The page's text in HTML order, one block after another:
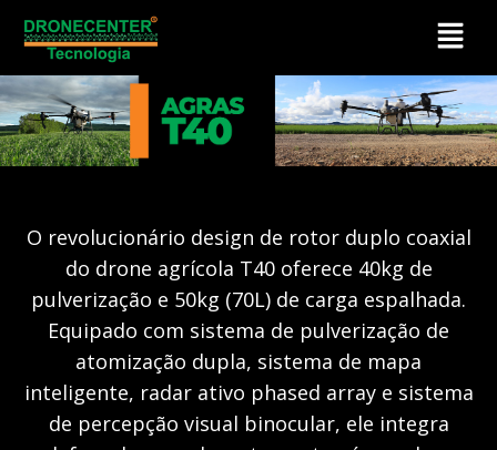
O revolucionário design de rotor duplo coaxial
do drone agrícola T40 oferece 40kg de
pulverização e 50kg (70L) de carga espalhada.
Equipado com sistema de pulverização de
atomização dupla, sistema de mapa
inteligente, radar ativo phased array e sistema
de percepção visual binocular, ele integra